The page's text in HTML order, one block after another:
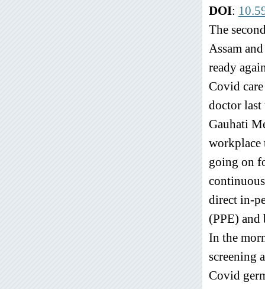
DOI:
The
Assam
ready
Covid
doctor
Gauhati
workplace
going on
direct in-
(PPE)
In the
screening
Covid